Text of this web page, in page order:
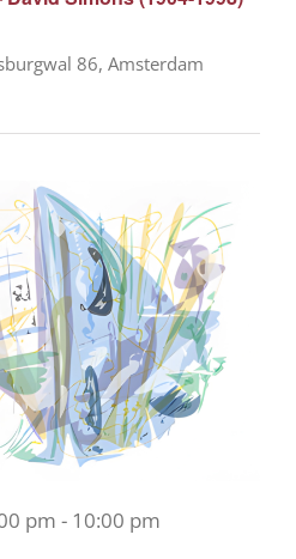
86, Amsterdam
pm - 10:00 pm